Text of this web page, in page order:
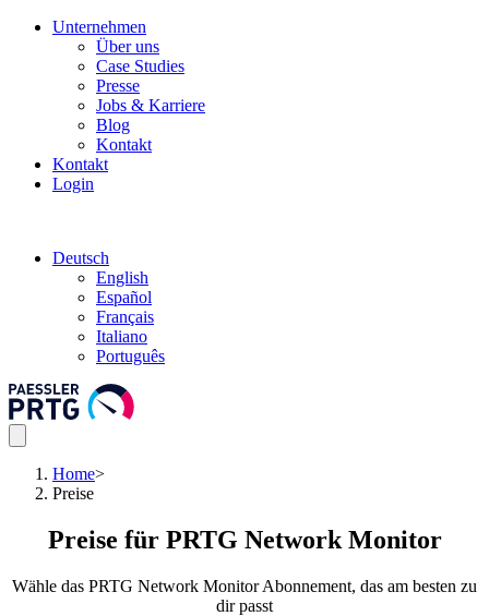
Unternehmen
Über uns
Case Studies
Presse
Jobs & Karriere
Blog
Kontakt
Kontakt
Login
Deutsch
English
Español
Français
Italiano
Português
Home>
Preise
Preise für PRTG Network Monitor
Wähle das PRTG Network Monitor Abonnement, das am besten zu
dir passt